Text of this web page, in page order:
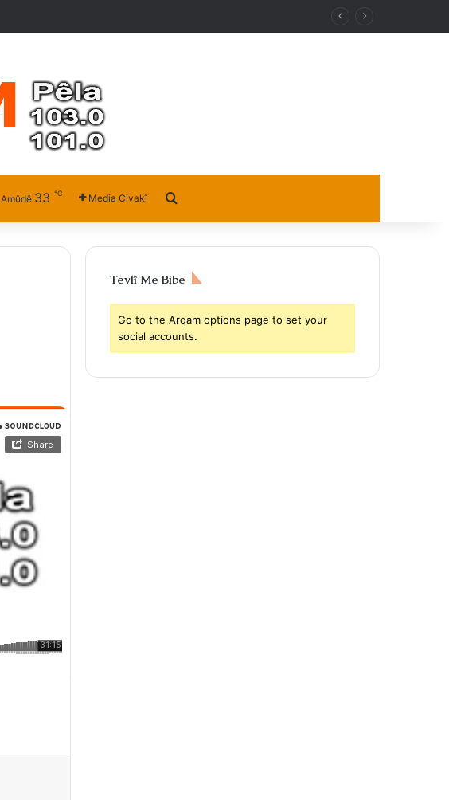
Amûdê 33 ℃ Media Civakî
Tevlî Me Bibe
Go to the Arqam options page to set your
social accounts.